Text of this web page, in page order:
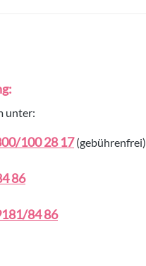
unter:
100 28 17(gebührenfrei)
86
84 86